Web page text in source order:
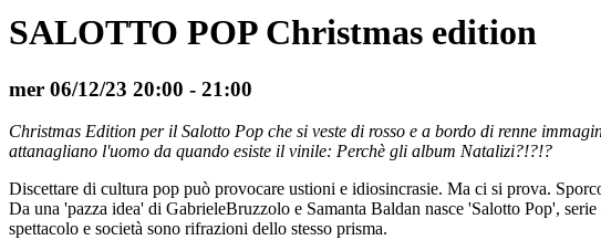
SALOTTO POP Christmas edition
mer 06/12/23 20:00 - 21:00
Christmas Edition per il Salotto Pop che si veste di rosso e a bordo di renne
attanagliano l'uomo da quando esiste il vinile: Perchè gli album Natalizi?!?!?
Discettare di cultura pop può provocare ustioni e idiosincrasie. Ma ci si prova.
Da una 'pazza idea' di GabrieleBruzzolo e Samanta Baldan nasce 'Salotto Pop',
spettacolo e società sono rifrazioni dello stesso prisma.